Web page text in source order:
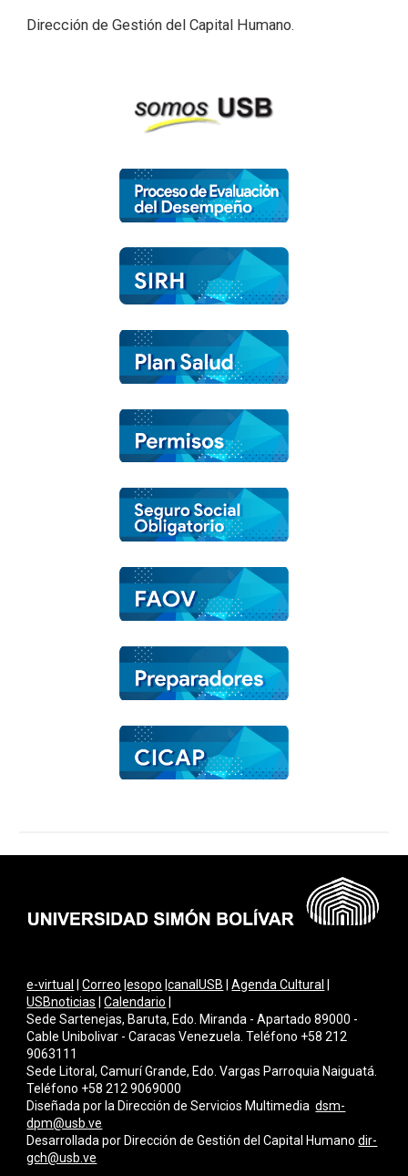
Dirección de Gestión del Capital Humano.
e-virtual |Correo |esopo |canalUSB |Agenda Cultural
USBnoticias |Calendario
Sede Sartenejas, Baruta, Edo. Miranda - Apartado 89000 -
Cable Unibolivar - Caracas Venezuela. Teléfono +58 212
9063111
Sede Litoral, Camurí Grande, Edo. Vargas Parroquia Naiguatá.
Teléfono +58 212 9069000
Diseñada por la Dirección de Servicios Multimediadsm-
dpm@usb.ve
Desarrollada por Dirección de Gestión del Capital Humano dir-
gch@usb.ve